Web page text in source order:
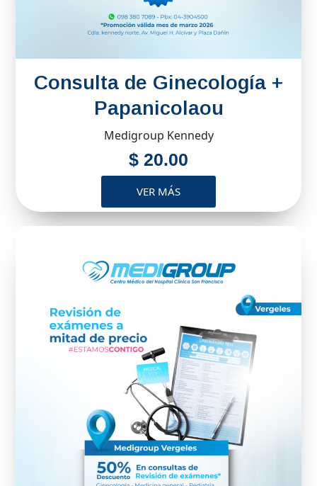
Consulta de Ginecología +
Papanicolaou
Medigroup Kennedy
$ 20.00
VER MÁS